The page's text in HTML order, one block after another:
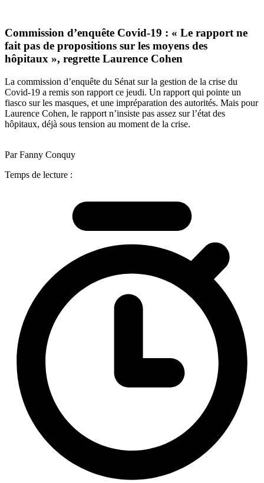
Commission d’enquête Covid-19 : « Le rapport ne
fait pas de propositions sur les moyens des
hôpitaux », regrette Laurence Cohen
La commission d’enquête du Sénat sur la gestion de la crise du
Covid-19 a remis son rapport ce jeudi. Un rapport qui pointe un
fiasco sur les masques, et une impréparation des autorités. Mais pour
Laurence Cohen, le rapport n’insiste pas assez sur l’état des
hôpitaux, déjà sous tension au moment de la crise.
Par Fanny Conquy
Temps de lecture :